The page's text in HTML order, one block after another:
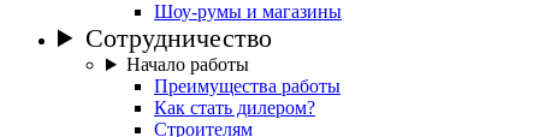
Шоу-румы и магазины
Сотрудничество
Начало работы
Преимущества работы
Как стать дилером?
Строителям